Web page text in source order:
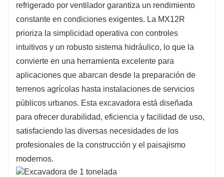
refrigerado por ventilador garantiza un rendimiento
constante en condiciones exigentes. La MX12R
prioriza la simplicidad operativa con controles
intuitivos y un robusto sistema hidráulico, lo que la
convierte en una herramienta excelente para
aplicaciones que abarcan desde la preparación de
terrenos agrícolas hasta instalaciones de servicios
públicos urbanos. Esta excavadora está diseñada
para ofrecer durabilidad, eficiencia y facilidad de uso,
satisfaciendo las diversas necesidades de los
profesionales de la construcción y el paisajismo
modernos.